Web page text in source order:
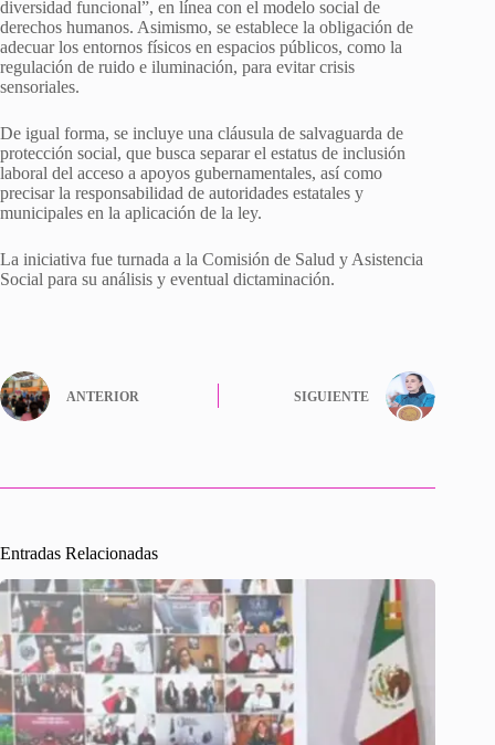
diversidad funcional”, en línea con el modelo social de
derechos humanos. Asimismo, se establece la obligación de
adecuar los entornos físicos en espacios públicos, como la
regulación de ruido e iluminación, para evitar crisis
sensoriales.
De igual forma, se incluye una cláusula de salvaguarda de
protección social, que busca separar el estatus de inclusión
laboral del acceso a apoyos gubernamentales, así como
precisar la responsabilidad de autoridades estatales y
municipales en la aplicación de la ley.
La iniciativa fue turnada a la Comisión de Salud y Asistencia
Social para su análisis y eventual dictaminación.
ANTERIOR SIGUIENTE
Entradas Relacionadas